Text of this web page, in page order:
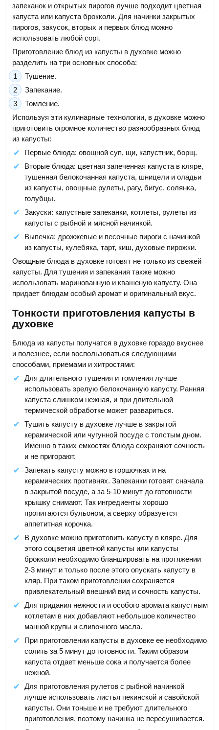
запеканок и открытых пирогов лучше подходит цветная
капуста или капуста брокколи. Для начинки закрытых
пирогов, закусок, вторых и первых блюд можно
использовать любой сорт.
Приготовление блюд из капусты в духовке можно
разделить на три основных способа:
Тушение.
Запекание.
Томление.
Используя эти кулинарные технологии, в духовке можно
приготовить огромное количество разнообразных блюд
из капусты:
Первые блюда: овощной суп, щи, капустник, борщ.
Вторые блюда: цветная запеченная капуста в кляре,
тушенная белокочанная капуста, шницели и оладьи
из капусты, овощные рулеты, рагу, бигус, солянка,
голубцы.
Закуски: капустные запеканки, котлеты, рулеты из
капусты с рыбной и мясной начинкой.
Выпечка: дрожжевые и песочные пироги с начинкой
из капусты, кулебяка, тарт, киш, духовые пирожки.
Овощные блюда в духовке готовят не только из свежей
капусты. Для тушения и запекания также можно
использовать маринованную и квашеную капусту. Она
придает блюдам особый аромат и оригинальный вкус.
Тонкости приготовления капусты в
духовке
Блюда из капусты получатся в духовке гораздо вкуснее
и полезнее, если воспользоваться следующими
способами, приемами и хитростями:
Для длительного тушения и томления лучше
использовать зрелую белокочанную капусту. Ранняя
капуста слишком нежная, и при длительной
термической обработке может развариться.
Тушить капусту в духовке лучше в закрытой
керамической или чугунной посуде с толстым дном.
Именно в таких емкостях блюда сохраняют сочность
и не пригорают.
Запекать капусту можно в горшочках и на
керамических противнях. Запеканки готовят сначала
в закрытой посуде, а за 5-10 минут до готовности
крышку снимают. Так ингредиенты хорошо
пропитаются бульоном, а сверху образуется
аппетитная корочка.
В духовке можно приготовить капусту в кляре. Для
этого соцветия цветной капусты или капусты
брокколи необходимо бланшировать на протяжении
2-3 минут и только после этого опускать капусту в
кляр. При таком приготовлении сохраняется
привлекательный внешний вид и сочность капусты.
Для придания нежности и особого аромата капустным
котлетам в них добавляют небольшое количество
манной крупы и сливочного масла.
При приготовлении капусты в духовке ее необходимо
солить за 5 минут до готовности. Таким образом
капуста отдает меньше сока и получается более
нежной.
Для приготовления рулетов с рыбной начинкой
лучше использовать листья пекинской и савойской
капусты. Они тоньше и не требуют длительного
приготовления, поэтому начинка не пересушивается.